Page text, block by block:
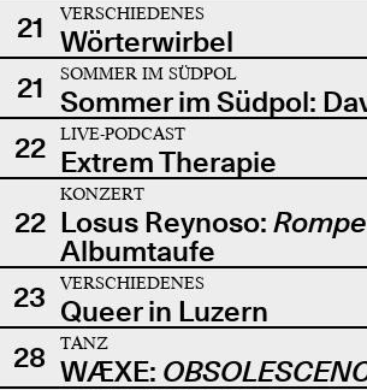
21
VERSCHIEDENES
Wörterwirbel
21
SOMMER IM SÜDPOL
Sommer im Südpol:
22
LIVE-PODCAST
Extrem Therapie
22
KONZERT
Losus Reynoso:
Albumtaufe
23
VERSCHIEDENES
Queer in Luzern
28
TANZ
WÆXE: